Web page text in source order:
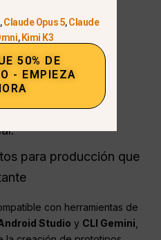
con respuestas de
en paralelo
herramientas, el
análisis multimodal
para producción que
con herramientas de
Studio y CLI Gemini
,Claude Opus 5,Claude
, Kimi K3
50% DE
- EMPIEZA